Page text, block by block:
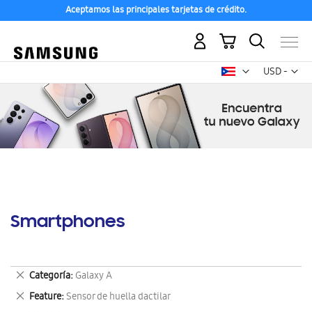
Aceptamos las principales tarjetas de crédito.
USD -
dólar
Mi carrito
Smartphones
Categoría Galaxy A
Eliminar
este
artículo
Feature Sensor de huella dactilar
Eliminar